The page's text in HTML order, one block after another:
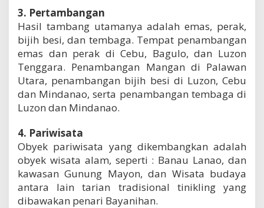
3. Pertambangan
Hasil tambang utamanya adalah emas, perak,
bijih besi, dan tembaga. Tempat penambangan
emas dan perak di Cebu, Bagulo, dan Luzon
Tenggara. Penambangan Mangan di Palawan
Utara, penambangan bijih besi di Luzon, Cebu
dan Mindanao, serta penambangan tembaga di
Luzon dan Mindanao.
4. Pariwisata
Obyek pariwisata yang dikembangkan adalah
obyek wisata alam, seperti : Banau Lanao, dan
kawasan Gunung Mayon, dan Wisata budaya
antara lain tarian tradisional tinikling yang
dibawakan penari Bayanihan.